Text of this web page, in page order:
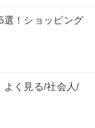
選！ショッピング
よく見る/社会人/